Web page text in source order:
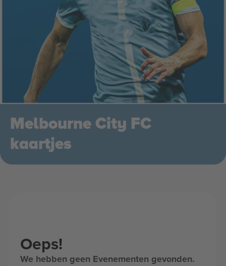
Melbourne City FC
kaartjes
Oeps!
We hebben geen Evenementen gevonden.